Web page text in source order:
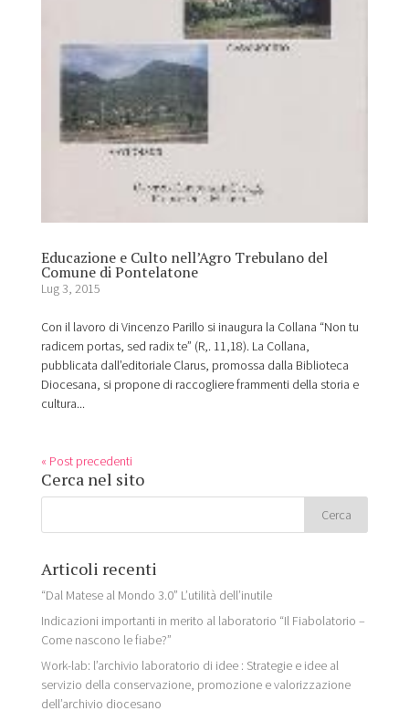
Educazione e Culto nell’Agro Trebulano del
Comune di Pontelatone
Lug 3, 2015
Con il lavoro di Vincenzo Parillo si inaugura la Collana “Non tu
radicem portas, sed radix te” (R,. 11,18). La Collana,
pubblicata dall’editoriale Clarus, promossa dalla Biblioteca
Diocesana, si propone di raccogliere frammenti della storia e
cultura...
« Post precedenti
Cerca nel sito
Articoli recenti
“Dal Matese al Mondo 3.0” L’utilità dell’inutile
Indicazioni importanti in merito al laboratorio “Il Fiabolatorio –
Come nascono le fiabe?”
Work-lab: l’archivio laboratorio di idee : Strategie e idee al
servizio della conservazione, promozione e valorizzazione
dell’archivio diocesano